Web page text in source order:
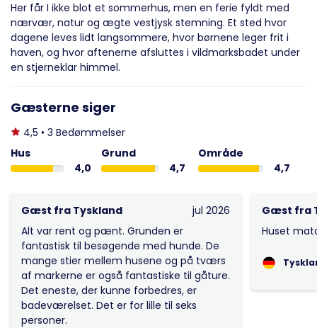
Her får I ikke blot et sommerhus, men en ferie fyldt med
nærvær, natur og ægte vestjysk stemning. Et sted hvor
dagene leves lidt langsommere, hvor børnene leger frit i
haven, og hvor aftenerne afsluttes i vildmarksbadet under
en stjerneklar himmel.
Gæsterne siger
4,5 • 3 Bedømmelser
Hus
4,0
Grund
4,7
Område
4,7
Gæst fra Tyskland
jul 2026
Alt var rent og pænt. Grunden er
fantastisk til besøgende med hunde. De
mange stier mellem husene og på tværs
af markerne er også fantastiske til gåture.
Det eneste, der kunne forbedres, er
badeværelset. Det er for lille til seks
personer.
Gæst fra
Huset